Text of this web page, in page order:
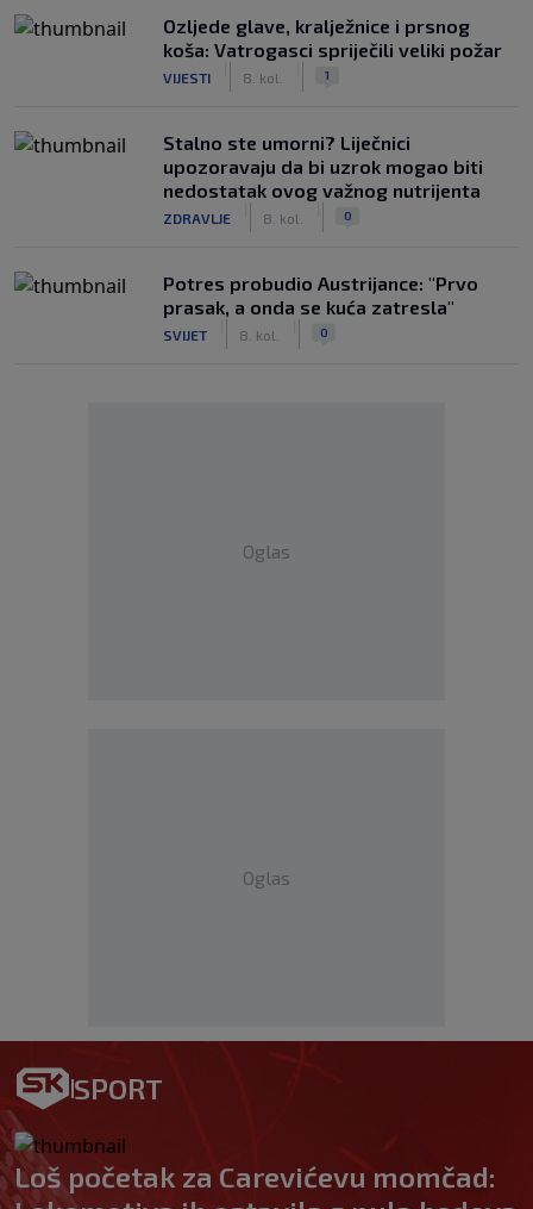
Ozljede glave, kralježnice i prsnog
koša: Vatrogasci spriječili veliki požar
VIJESTI 8. kol. 1
Stalno ste umorni? Liječnici
upozoravaju da bi uzrok mogao biti
nedostatak ovog važnog nutrijenta
ZDRAVLJE 8. kol. 0
Potres probudio Austrijance: "Prvo
prasak, a onda se kuća zatresla"
SVIJET 8. kol. 0
Oglas
Oglas
SPORT
Loš početak za Carevićevu momčad: